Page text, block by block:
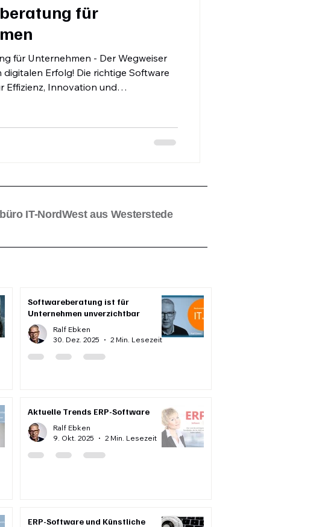
für
für Unternehmen - Der Wegweiser
Die richtige Software
Effizienz, Innovation und
sind komplexe Prozesse, die
erfordern.
IT-NordWest aus Westerstede
Softwareberatung ist für
Unternehmen unverzichtbar
Ralf Ebken
30. Dez. 2025
2 Min. Lesezeit
Aktuelle Trends ERP-Software
Ralf Ebken
9. Okt. 2025
2 Min. Lesezeit
ERP-Software und Künstliche